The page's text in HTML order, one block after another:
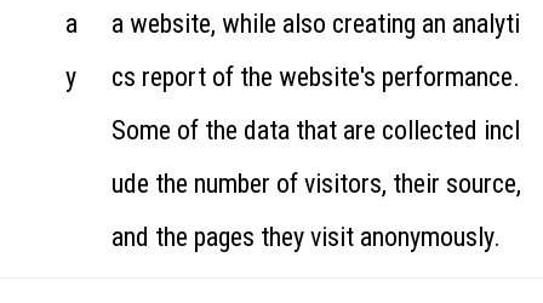
a
y
a website, while also creating an analyti
cs report of the website's performance.
Some of the data that are collected incl
ude the number of visitors, their source,
and the pages they visit anonymously.